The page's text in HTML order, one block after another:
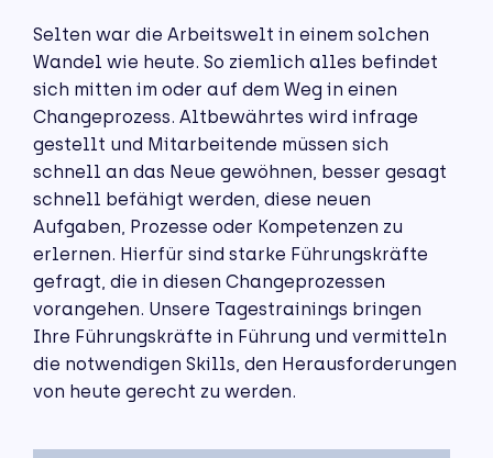
Selten war die Arbeitswelt in einem solchen
Wandel wie heute. So ziemlich alles befindet
sich mitten im oder auf dem Weg in einen
Changeprozess. Altbewährtes wird infrage
gestellt und Mitarbeitende müssen sich
schnell an das Neue gewöhnen, besser gesagt
schnell befähigt werden, diese neuen
Aufgaben, Prozesse oder Kompetenzen zu
erlernen. Hierfür sind starke Führungskräfte
gefragt, die in diesen Changeprozessen
vorangehen. Unsere Tagestrainings bringen
Ihre Führungskräfte in Führung und vermitteln
die notwendigen Skills, den Herausforderungen
von heute gerecht zu werden.